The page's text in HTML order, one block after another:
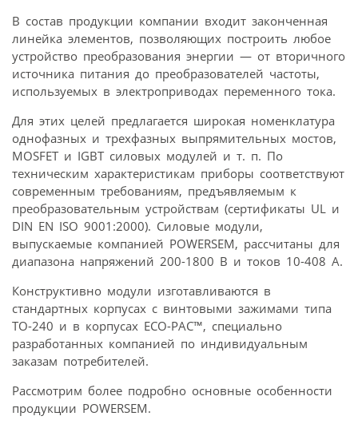
В состав продукции компании входит законченная
линейка элементов, позволяющих построить любое
устройство преобразования энергии — от вторичного
источника питания до преобразователей частоты,
используемых в электроприводах переменного тока.
Для этих целей предлагается широкая номенклатура
однофазных и трехфазных выпрямительных мостов,
MOSFET и IGBT силовых модулей и т. п. По
техническим характеристикам приборы соответствуют
современным требованиям, предъявляемым к
преобразовательным устройствам (сертификаты UL и
DIN EN ISO 9001:2000). Силовые модули,
выпускаемые компанией POWERSEM, рассчитаны для
диапазона напряжений 200-1800 В и токов 10-408 А.
Конструктивно модули изготавливаются в
стандартных корпусах с винтовыми зажимами типа
ТО-240 и в корпусах ECO-PAC™, специально
разработанных компанией по индивидуальным
заказам потребителей.
Рассмотрим более подробно основные особенности
продукции POWERSEM.